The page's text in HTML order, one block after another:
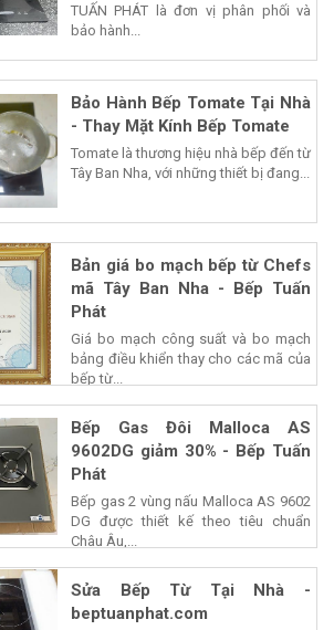
TUẤN PHÁT là đơn vị phân phối và
bảo hành...
Bảo Hành Bếp Tomate Tại Nhà
- Thay Mặt Kính Bếp Tomate
Tomate là thương hiệu nhà bếp đến từ
Tây Ban Nha, với những thiết bị đang...
Bản giá bo mạch bếp từ Chefs
mã Tây Ban Nha - Bếp Tuấn
Phát
Giá bo mạch công suất và bo mạch
bảng điều khiển thay cho các mã của
bếp từ...
Bếp Gas Đôi Malloca AS
9602DG giảm 30% - Bếp Tuấn
Phát
Bếp gas 2 vùng nấu Malloca AS 9602
DG được thiết kế theo tiêu chuẩn
Châu Âu,...
Sửa Bếp Từ Tại Nhà -
beptuanphat.com